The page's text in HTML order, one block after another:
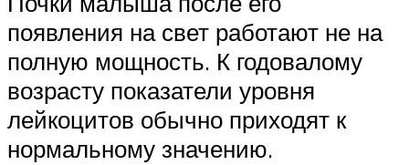
появления на свет работают не на
полную мощность. К годовалому
возрасту показатели уровня
лейкоцитов обычно приходят к
нормальному значению.